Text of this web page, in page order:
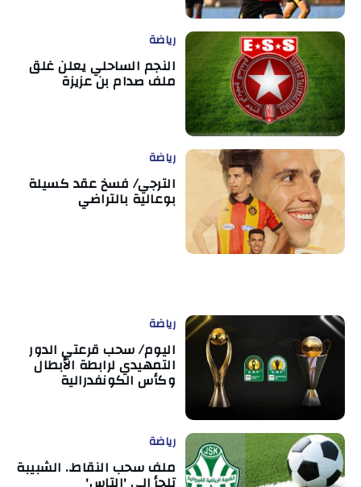
رياضة
النجم الساحلي يعلن غلق
ملف صدام بن عزيزة
رياضة
الترجي/ فسخ عقد كسيلة
بوعالية بالتراضي
رياضة
اليوم/ سحب قرعتي الدور
التمهيدي لرابطة الأبطال
وكأس الكونفدرالية
رياضة
ملف سحب النقاط.. الشبيبة